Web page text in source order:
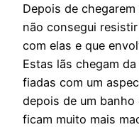
Depois de
não consegui
com elas e que
Estas lãs chegam
fiadas com um
depois de um
ficam muito mais